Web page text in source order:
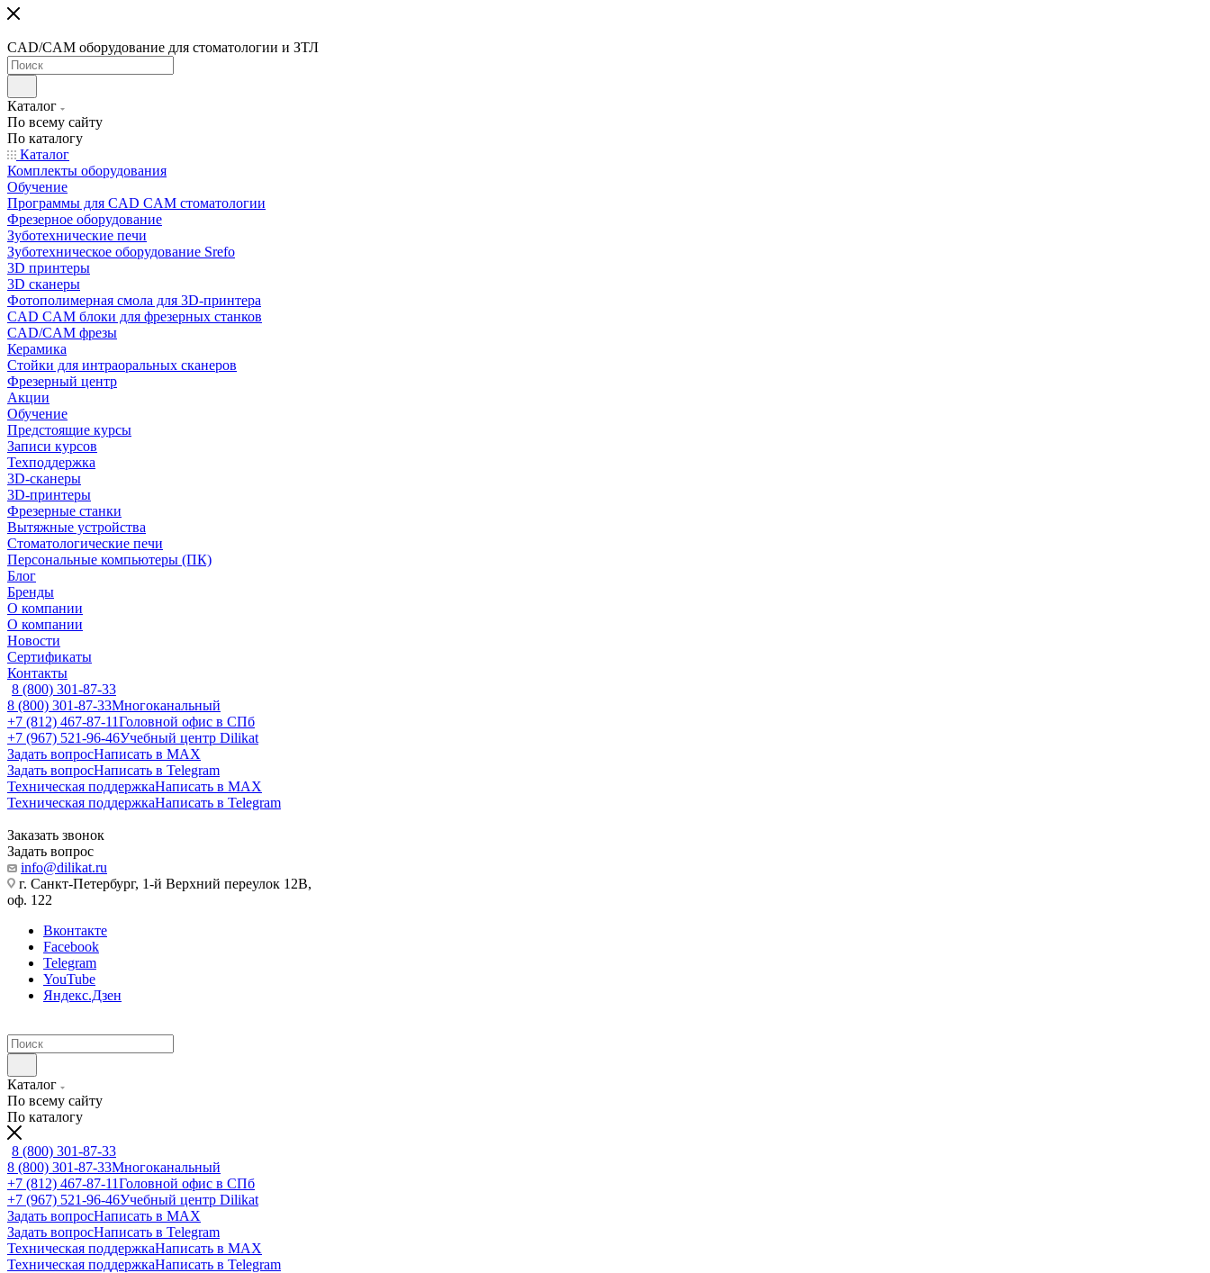
CAD/CAM оборудование для стоматологии и ЗТЛ
Каталог
По всему сайту
По каталогу
Каталог
Комплекты оборудования
Обучение
Программы для CAD CAM стоматологии
Фрезерное оборудование
Зуботехнические печи
Зуботехническое оборудование Srefo
3D принтеры
3D сканеры
Фотополимерная смола для 3D-принтера
CAD CAM блоки для фрезерных станков
CAD/CAM фрезы
Керамика
Стойки для интраоральных сканеров
Фрезерный центр
Акции
Обучение
Предстоящие курсы
Записи курсов
Техподдержка
3D-сканеры
3D-принтеры
Фрезерные станки
Вытяжные устройства
Стоматологические печи
Персональные компьютеры (ПК)
Блог
Бренды
О компании
О компании
Новости
Сертификаты
Контакты
8 (800) 301-87-33
8 (800) 301-87-33Многоканальный
+7 (812) 467-87-11Головной офис в СПб
+7 (967) 521-96-46Учебный центр Dilikat
Задать вопросНаписать в MAX
Задать вопросНаписать в Telegram
Техническая поддержкаНаписать в MAX
Техническая поддержкаНаписать в Telegram
Заказать звонок
Задать вопрос
info@dilikat.ru
г. Санкт-Петербург, 1-й Верхний переулок 12В,
оф. 122
Вконтакте
Facebook
Telegram
YouTube
Яндекс.Дзен
Каталог
По всему сайту
По каталогу
8 (800) 301-87-33
8 (800) 301-87-33Многоканальный
+7 (812) 467-87-11Головной офис в СПб
+7 (967) 521-96-46Учебный центр Dilikat
Задать вопросНаписать в MAX
Задать вопросНаписать в Telegram
Техническая поддержкаНаписать в MAX
Техническая поддержкаНаписать в Telegram